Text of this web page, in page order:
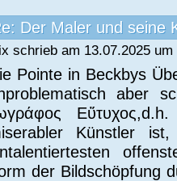
Der Maler und seine
schrieb am 13.07.2025
Pointe in Beckbys
aber
Künstler
der Bildschöpfung